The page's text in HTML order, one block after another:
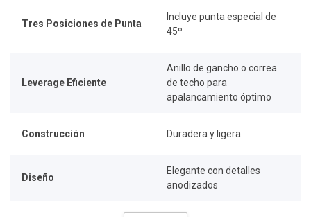
Tres Posiciones de Punta
Incluye punta especial de
45º
Leverage Eficiente
Anillo de gancho o correa
de techo para
apalancamiento óptimo
Construcción Duradera y ligera
Diseño
Elegante con detalles
anodizados